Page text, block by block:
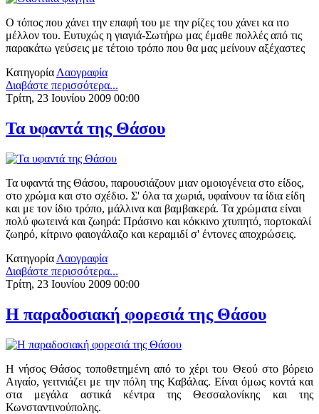
Ο τόπος που χάνει την επαφή του με την ρίζες του χάνει κα ιτο
μέλλον του. Ευτυχώς η γιαγιά-Σωτήρω μας έμαθε πολλές από τις
παρακάτω γεύσεις με τέτοιο τρόπο που θα μας μείνουν αξέχαστες
Κατηγορία Λαογραφία
Διαβάστε περισσότερα...
Τρίτη, 23 Ιουνίου 2009 00:00
Τα υφαντά της Θάσου
Τα υφαντά της Θάσου, παρουσιάζουν μιαν ομοιογένεια στο είδος,
στο χρώμα και στο σχέδιο. Σ' όλα τα χωριά, υφαίνουν τα ίδια είδη
και με τον ίδιο τρόπο, μάλλινα και βαμβακερά. Τα χρώματα είναι
πολύ φωτεινά και ζωηρά: Πράσινο και κόκκινο χτυπητό, πορτοκαλί
ζωηρό, κίτρινο φαιογάλαζο και κεραμιδί σ' έντονες αποχρώσεις.
Κατηγορία Λαογραφία
Διαβάστε περισσότερα...
Τρίτη, 23 Ιουνίου 2009 00:00
Η παραδοσιακή φορεσιά της Θάσου
H νήσος Θάσος τοποθετημένη από το χέρι του Θεού στο βόρειο
Αιγαίο, γειτνιάζει με την πόλη της Καβάλας. Είναι όμως κοντά και
στα μεγάλα αστικά κέντρα της Θεσσαλονίκης και της
Κωνσταντινούπολης.